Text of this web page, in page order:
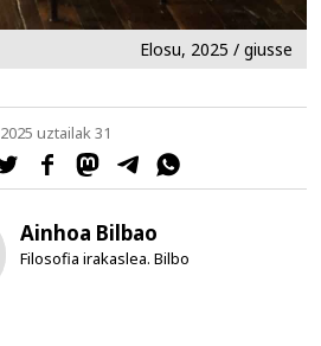
Elosu, 2025 / giusse
2025 uztailak 31
Ainhoa Bilbao
Filosofia irakaslea. Bilbo